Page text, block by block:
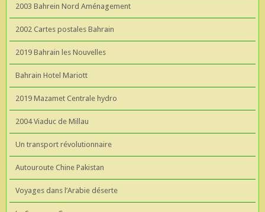
2003 Bahrein Nord Aménagement
2002 Cartes postales Bahrain
2019 Bahrain les Nouvelles
Bahrain Hotel Mariott
2019 Mazamet Centrale hydro
2004 Viaduc de Millau
Un transport révolutionnaire
Autouroute Chine Pakistan
Voyages dans l’Arabie déserte